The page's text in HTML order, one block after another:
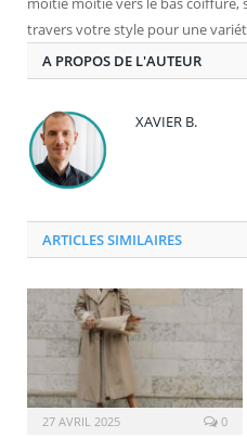
travers votre style pour une
A PROPOS DE L'AUTEUR
XAVIER B.
ARTICLES SIMILAIRES
27 AVRIL 2025 0